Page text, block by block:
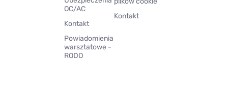
OC/AC
Kontakt
Powiadomienia
warsztatowe -
RODO
Kontakt